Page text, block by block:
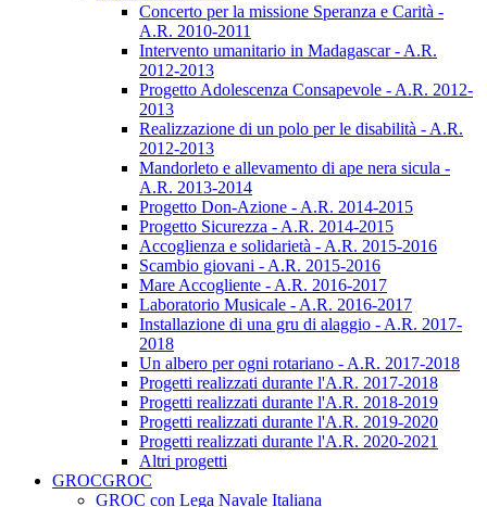
Concerto per la missione Speranza e Carità -
A.R. 2010-2011
Intervento umanitario in Madagascar - A.R.
2012-2013
Progetto Adolescenza Consapevole - A.R. 2012-
2013
Realizzazione di un polo per le disabilità - A.R.
2012-2013
Mandorleto e allevamento di ape nera sicula -
A.R. 2013-2014
Progetto Don-Azione - A.R. 2014-2015
Progetto Sicurezza - A.R. 2014-2015
Accoglienza e solidarietà - A.R. 2015-2016
Scambio giovani - A.R. 2015-2016
Mare Accogliente - A.R. 2016-2017
Laboratorio Musicale - A.R. 2016-2017
Installazione di una gru di alaggio - A.R. 2017-
2018
Un albero per ogni rotariano - A.R. 2017-2018
Progetti realizzati durante l'A.R. 2017-2018
Progetti realizzati durante l'A.R. 2018-2019
Progetti realizzati durante l'A.R. 2019-2020
Progetti realizzati durante l'A.R. 2020-2021
Altri progetti
GROCGROC
GROC con Lega Navale Italiana